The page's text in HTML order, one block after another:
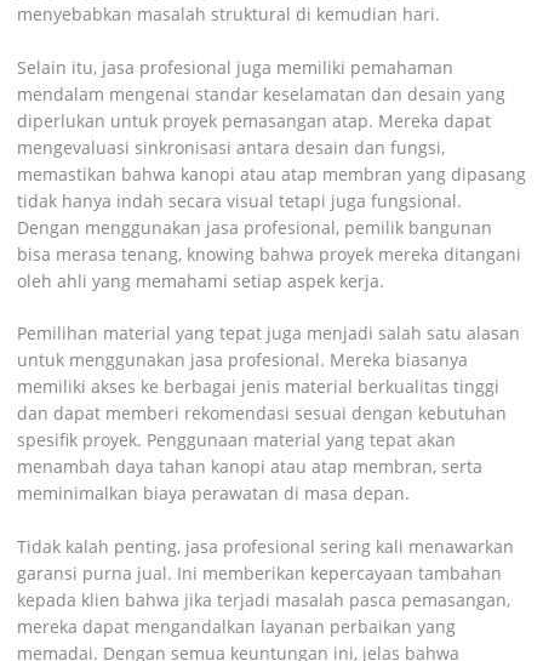
menyebabkan masalah struktural di kemudian hari.
Selain itu, jasa profesional juga memiliki pemahaman
mendalam mengenai standar keselamatan dan desain yang
diperlukan untuk proyek pemasangan atap. Mereka dapat
mengevaluasi sinkronisasi antara desain dan fungsi,
memastikan bahwa kanopi atau atap membran yang dipasang
tidak hanya indah secara visual tetapi juga fungsional.
Dengan menggunakan jasa profesional, pemilik bangunan
bisa merasa tenang, knowing bahwa proyek mereka ditangani
oleh ahli yang memahami setiap aspek kerja.
Pemilihan material yang tepat juga menjadi salah satu alasan
untuk menggunakan jasa profesional. Mereka biasanya
memiliki akses ke berbagai jenis material berkualitas tinggi
dan dapat memberi rekomendasi sesuai dengan kebutuhan
spesifik proyek. Penggunaan material yang tepat akan
menambah daya tahan kanopi atau atap membran, serta
meminimalkan biaya perawatan di masa depan.
Tidak kalah penting, jasa profesional sering kali menawarkan
garansi purna jual. Ini memberikan kepercayaan tambahan
kepada klien bahwa jika terjadi masalah pasca pemasangan,
mereka dapat mengandalkan layanan perbaikan yang
memadai. Dengan semua keuntungan ini, jelas bahwa